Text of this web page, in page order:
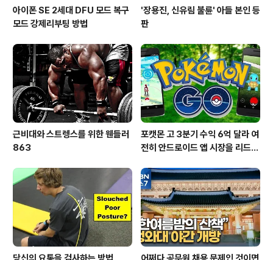
아이폰 SE 2세대 DFU 모드 복구
모드 강제리부팅 방법
'장용진, 신유림 불륜' 아들 본인 등
판
근비대와 스트렝스를 위한 웬들러
863
포캣몬 고 3분기 수익 6억 달라 여
전히 안드로이드 앱 시장을 리드